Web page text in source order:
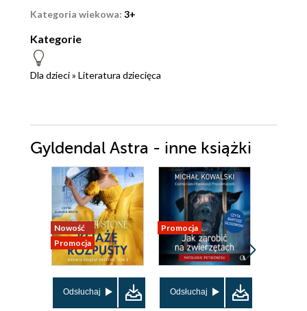
Kategoria wiekowa: 3+
Kategorie
Dla dzieci» Literatura dziecięca
Gyldendal Astra - inne książki
Nowość
Promocja
Odsłuchaj
Promocja
Odsłuchaj